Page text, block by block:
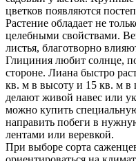
цветков появляются
Растение обладает не
целебными свойствами.
листья, благотворно
Глициния любит солнце,
стороне. Лиана быстро
кв. м в высоту и 15 кв. м в
делают живой навес или
можно купить
направить побеги в
лентами или веревкой.
При выборе сорта